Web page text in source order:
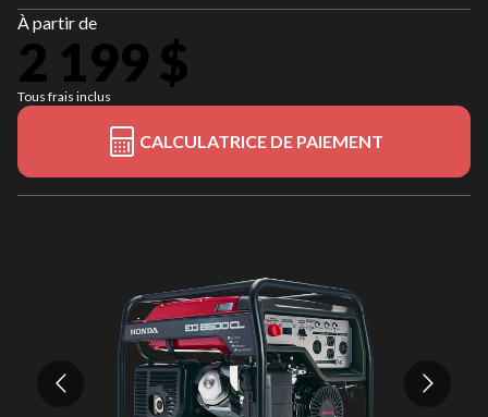
À partir de
2 199 $
Tous frais inclus
CALCULATRICE DE PAIEMENT